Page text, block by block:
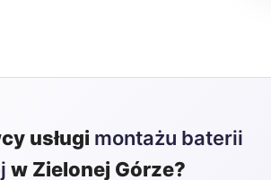
usługi montażu baterii
w Zielonej Górze?